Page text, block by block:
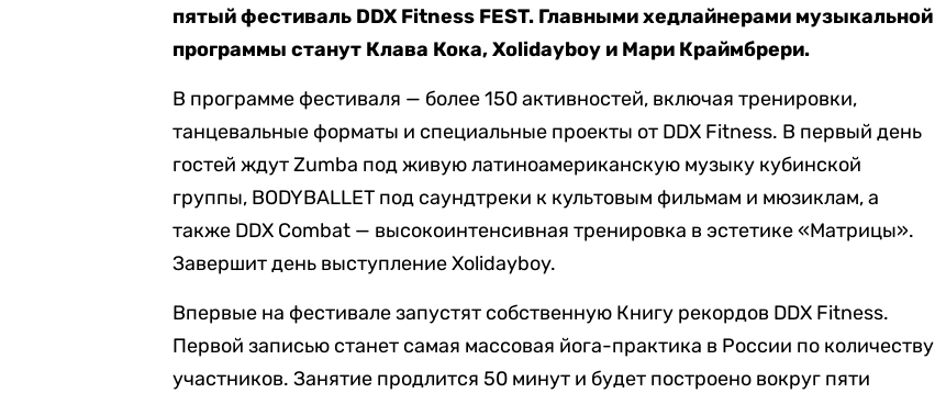
пятый фестиваль DDX Fitness FEST. Главными хедлайнерами музыкальной
программы станут Клава Кока, Xolidayboy и Мари Краймбрери.
В программе фестиваля — более 150 активностей, включая тренировки,
танцевальные форматы и специальные проекты от DDX Fitness. В первый день
гостей ждут Zumba под живую латиноамериканскую музыку кубинской
группы, BODYBALLET под саундтреки к культовым фильмам и мюзиклам, а
также DDX Combat — высокоинтенсивная тренировка в эстетике «Матрицы».
Завершит день выступление Xolidayboy.
Впервые на фестивале запустят собственную Книгу рекордов DDX Fitness.
Первой записью станет самая массовая йога-практика в России по количеству
участников. Занятие продлится 50 минут и будет построено вокруг пяти